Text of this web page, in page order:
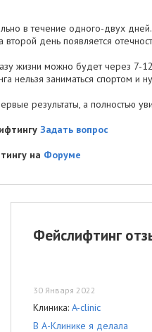
в течение одного-двух
второй день появляется
жизни можно будет через 7-
нельзя заниматься спортом и
результаты, а полностью
Задать вопрос
на Форуме
Фейслифтинг
30 Января 2022
Клиника: A-clinic
В А-Клинике я делала